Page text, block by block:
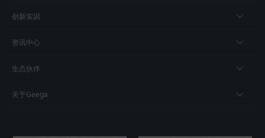
创新实训
资讯中心
生态伙伴
关于Geega